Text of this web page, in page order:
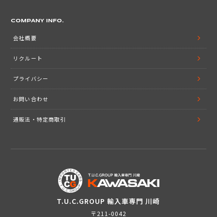
COMPANY INFO.
会社概要
リクルート
プライバシー
お問い合わせ
通販法・特定商取引
T.U.C.GROUP 輸入車専門 川崎
〒211-0042